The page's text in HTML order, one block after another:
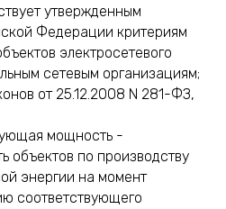
утвержденным
Федерации критериям
электросетевого
сетевым организациям;
от 25.12.2008 N 281-ФЗ,
мощность -
объектов по производству
энергии на момент
соответствующего